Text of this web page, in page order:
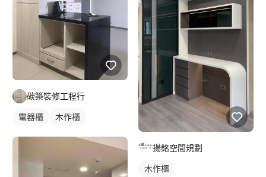
碳築裝修工程行
電器櫃 木作櫃
揚銘空間規劃
木作櫃